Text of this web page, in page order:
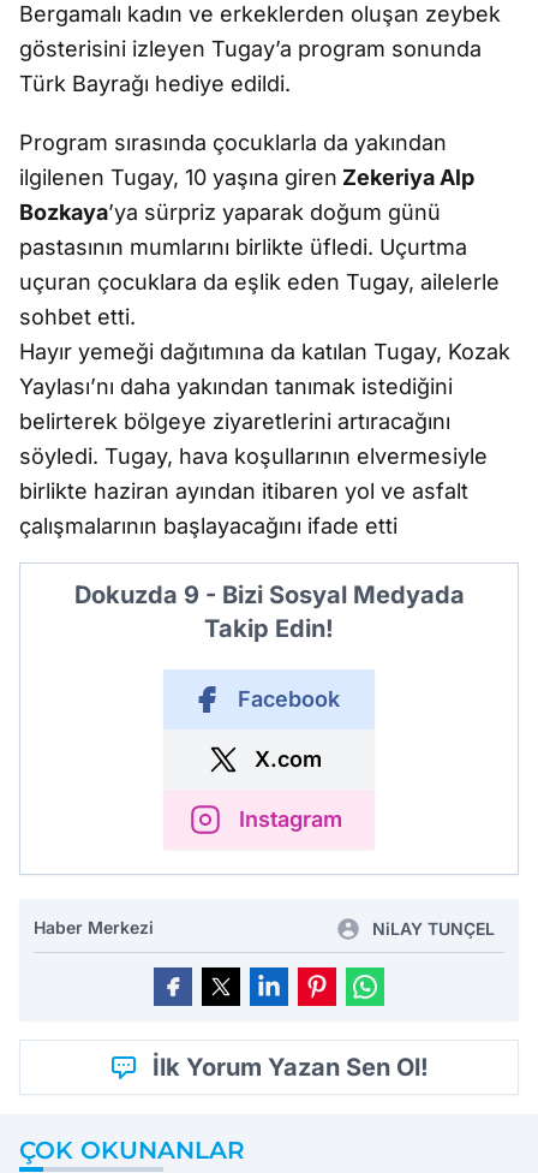
Bergamalı kadın ve erkeklerden oluşan zeybek
gösterisini izleyen Tugay’a program sonunda
Türk Bayrağı hediye edildi.
Program sırasında çocuklarla da yakından
ilgilenen Tugay, 10 yaşına giren Zekeriya Alp
Bozkaya’ya sürpriz yaparak doğum günü
pastasının mumlarını birlikte üfledi. Uçurtma
uçuran çocuklara da eşlik eden Tugay, ailelerle
sohbet etti.
Hayır yemeği dağıtımına da katılan Tugay, Kozak
Yaylası’nı daha yakından tanımak istediğini
belirterek bölgeye ziyaretlerini artıracağını
söyledi. Tugay, hava koşullarının elvermesiyle
birlikte haziran ayından itibaren yol ve asfalt
çalışmalarının başlayacağını ifade etti
Dokuzda 9 - Bizi Sosyal Medyada
Takip Edin!
Facebook
X.com
Instagram
Haber Merkezi NiLAY TUNÇEL
İlk Yorum Yazan Sen Ol!
ÇOK OKUNANLAR